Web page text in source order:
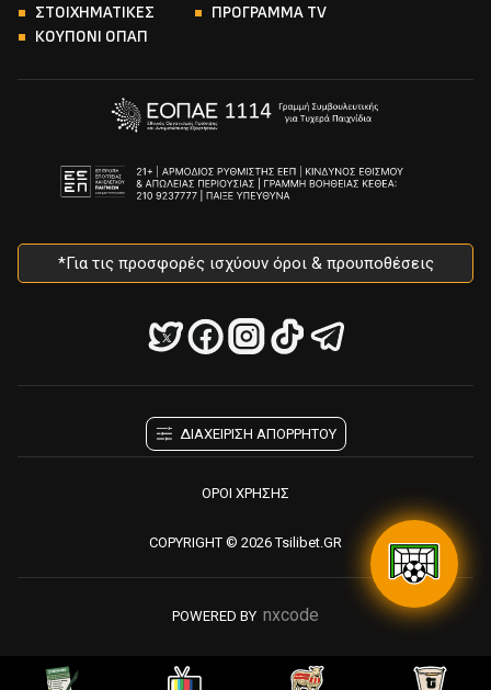
ΣΤΟΙΧΗΜΑΤΙΚΕΣ
ΠΡΟΓΡΑΜΜΑ TV
ΚΟΥΠΟΝΙ ΟΠΑΠ
*Για τις προσφορές ισχύουν όροι & προυποθέσεις
ΔΙΑΧΕΙΡΙΣΗ ΑΠΟΡΡΗΤΟΥ
ΟΡΟΙ ΧΡΗΣΗΣ
POWERED BY nxcode
COPYRIGHT © 2026 Tsilibet.GR